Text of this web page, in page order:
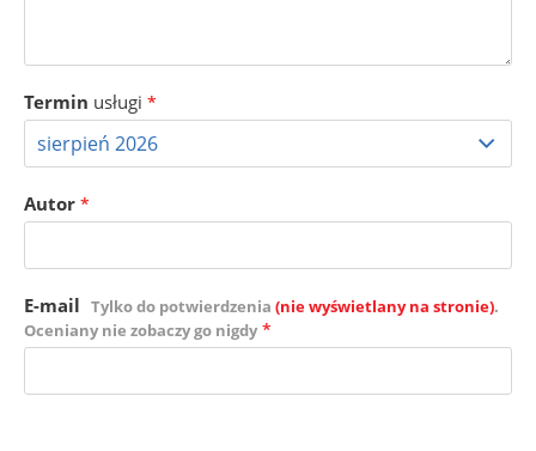
Termin usługi *
Autor *
E-mail Tylko do potwierdzenia (nie wyświetlany na stronie).
Oceniany nie zobaczy go nigdy *